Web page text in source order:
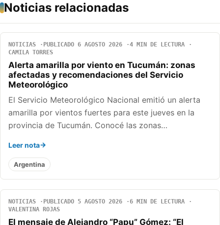
Noticias relacionadas
NOTICIAS PUBLICADO 6 AGOSTO 2026
4 MIN DE LECTURA
CAMILA TORRES
Alerta amarilla por viento en Tucumán: zonas
afectadas y recomendaciones del Servicio
Meteorológico
El Servicio Meteorológico Nacional emitió un alerta
amarilla por vientos fuertes para este jueves en la
provincia de Tucumán. Conocé las zonas…
Leer nota
Argentina
NOTICIAS PUBLICADO 5 AGOSTO 2026
6 MIN DE LECTURA
VALENTINA ROJAS
El mensaje de Alejandro “Papu” Gómez: “El